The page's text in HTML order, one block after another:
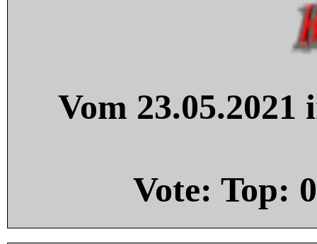
Vom
Vote: Top: 0